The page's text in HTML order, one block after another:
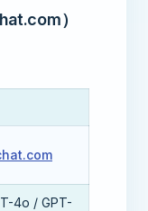
）
4o / GPT-